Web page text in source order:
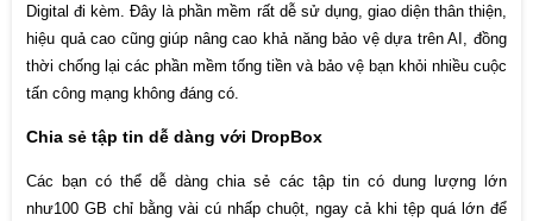
Digital đi kèm. Đây là phần mềm rất dễ sử dụng, giao diện thân thiện,
hiệu quả cao cũng giúp nâng cao khả năng bảo vệ dựa trên AI, đồng
thời chống lại các phần mềm tống tiền và bảo vệ bạn khỏi nhiều cuộc
tấn công mạng không đáng có.
Chia sẻ tập tin dễ dàng với DropBox
Các bạn có thể dễ dàng chia sẻ các tập tin có dung lượng lớn
như100 GB chỉ bằng vài cú nhấp chuột, ngay cả khi tệp quá lớn để